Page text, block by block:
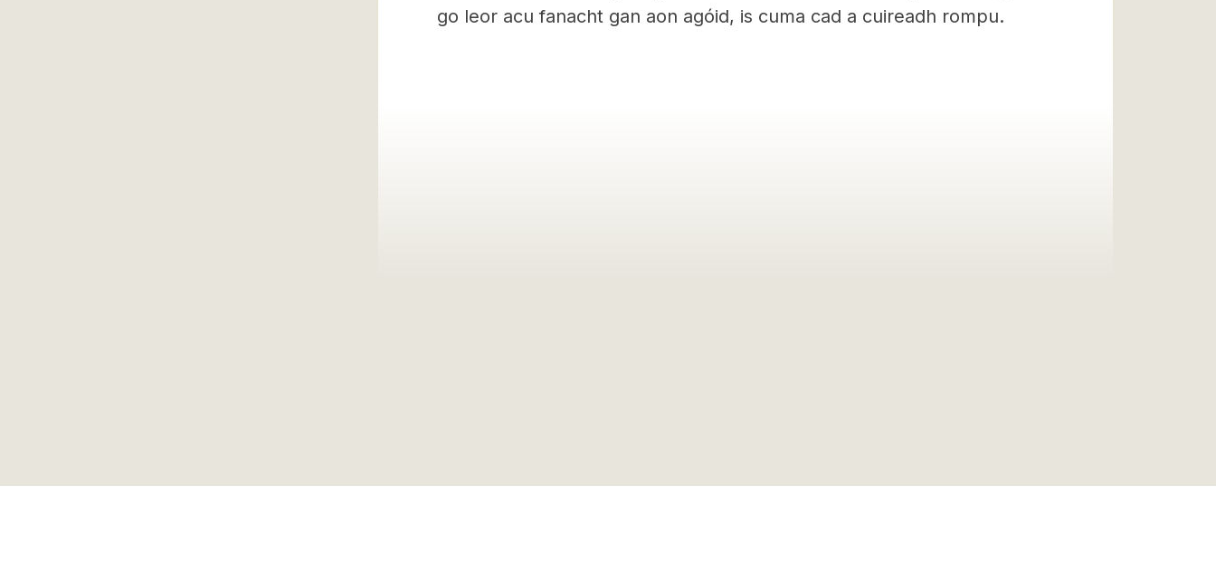
go leor acu fanacht gan aon agóid, is cuma cad a cuireadh rompu.